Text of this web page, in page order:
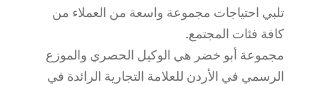
تلبي احتياجات مجموعة واسعة من العملاء من
كافة فئات المجتمع.
مجموعة أبو خضر هي الوكيل الحصري والموزع
الرسمي في الأردن للعلامة التجارية الرائدة في